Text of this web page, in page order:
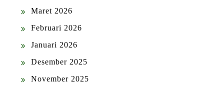
Maret 2026
Februari 2026
Januari 2026
Desember 2025
November 2025